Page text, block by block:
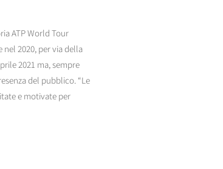
ATP World Tour
2020, per via della
2021 ma, sempre
del pubblico. “Le
e motivate per